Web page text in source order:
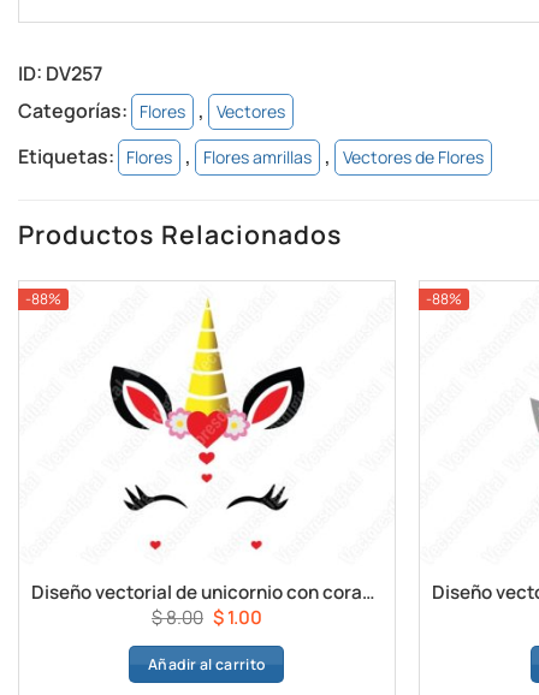
ID: DV257
Categorías:
Flores , Vectores
Etiquetas: Flores , Flores amrillas , Vectores de Flores
Productos Relacionados
-88%
Diseño vectorial de unicornio con corazón
$8.00 El
precio
original
$1.00El
precio
actual
Añadir al carrito
-88%